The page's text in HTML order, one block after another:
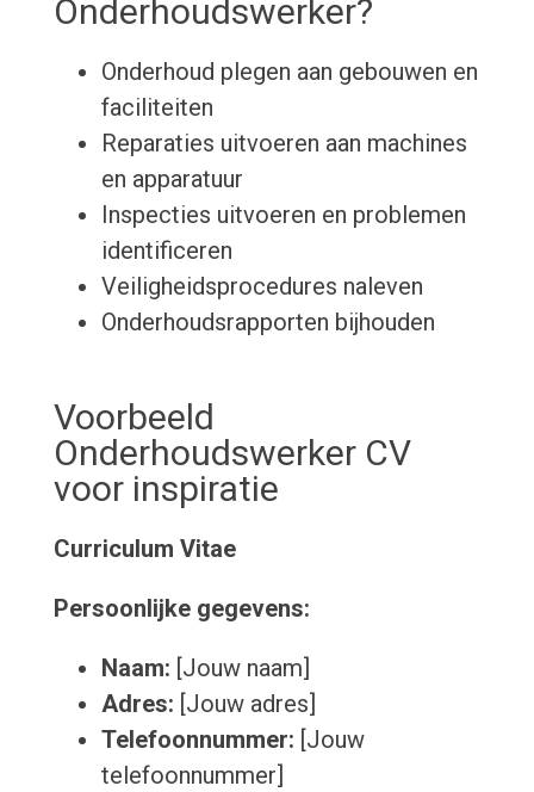
Onderhoudswerker?
Onderhoud plegen aan gebouwen en
faciliteiten
Reparaties uitvoeren aan machines
en apparatuur
Inspecties uitvoeren en problemen
identificeren
Veiligheidsprocedures naleven
Onderhoudsrapporten bijhouden
Voorbeeld
Onderhoudswerker CV
voor inspiratie
Curriculum Vitae
Persoonlijke gegevens:
Naam: [Jouw naam]
Adres: [Jouw adres]
Telefoonnummer: [Jouw
telefoonnummer]